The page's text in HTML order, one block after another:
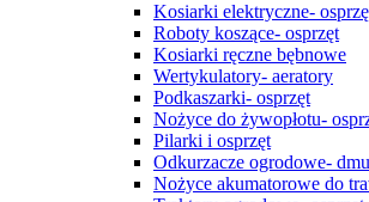
Kosiarki elektryczne-
Roboty koszące- osprzęt
Kosiarki ręczne bębnowe
Wertykulatory- aeratory
Podkaszarki- osprzęt
Nożyce do żywopłotu-
Pilarki i osprzęt
Odkurzacze ogrodowe-
Nożyce akumatorowe do